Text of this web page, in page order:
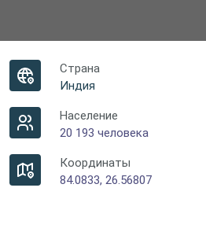
Страна
Индия
Население
20 193 человека
Координаты
84.0833, 26.56807